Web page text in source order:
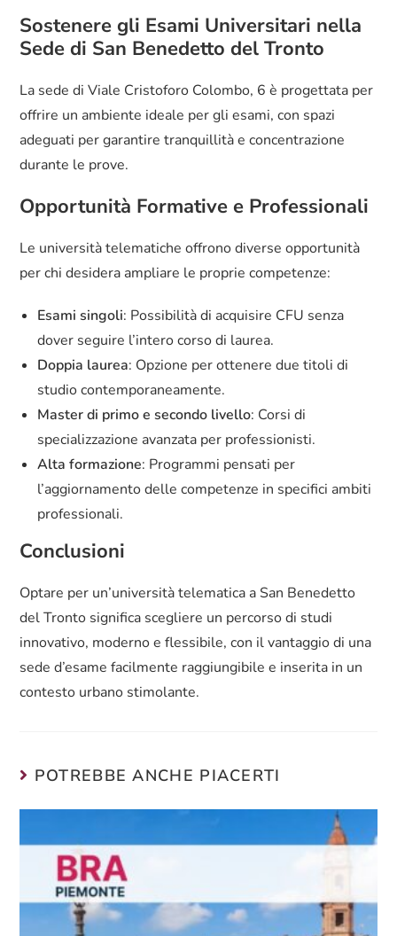
Sostenere gli Esami Universitari nella
Sede di San Benedetto del Tronto
La sede di Viale Cristoforo Colombo, 6 è progettata per
offrire un ambiente ideale per gli esami, con spazi
adeguati per garantire tranquillità e concentrazione
durante le prove.
Opportunità Formative e Professionali
Le università telematiche offrono diverse opportunità
per chi desidera ampliare le proprie competenze:
Esami singoli: Possibilità di acquisire CFU senza
dover seguire l’intero corso di laurea.
Doppia laurea: Opzione per ottenere due titoli di
studio contemporaneamente.
Master di primo e secondo livello: Corsi di
specializzazione avanzata per professionisti.
Alta formazione: Programmi pensati per
l’aggiornamento delle competenze in specifici ambiti
professionali.
Conclusioni
Optare per un’università telematica a San Benedetto
del Tronto significa scegliere un percorso di studi
innovativo, moderno e flessibile, con il vantaggio di una
sede d’esame facilmente raggiungibile e inserita in un
contesto urbano stimolante.
POTREBBE ANCHE PIACERTI